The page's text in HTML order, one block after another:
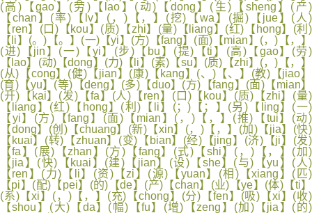
(高)【gao】(劳)【lao】(动)【dong】(生)【sheng】(产)
【chan】(率)【lv】(，)【，】(挖)【wa】(掘)【jue】(人)
【ren】(口)【kou】(质)【zhi】(量)【liang】(红)【hong】(利)
【li】(。)【。】(一)【yi】(方)【fang】(面)【mian】(，)【，】
(进)【jin】(一)【yi】(步)【bu】(提)【ti】(高)【gao】(劳)
【lao】(动)【dong】(力)【li】(素)【su】(质)【zhi】(，)【，】
(从)【cong】(健)【jian】(康)【kang】(、)【、】(教)【jiao】
(育)【yu】(等)【deng】(多)【duo】(方)【fang】(面)【mian】
(开)【kai】(发)【fa】(人)【ren】(口)【kou】(质)【zhi】(量)
【liang】(红)【hong】(利)【li】(；)【；】(另)【ling】(一)
【yi】(方)【fang】(面)【mian】(，)【，】(推)【tui】(动)
【dong】(创)【chuang】(新)【xin】(，)【，】(加)【jia】(快)
【kuai】(转)【zhuan】(变)【bian】(经)【jing】(济)【ji】(发)
【fa】(展)【zhan】(方)【fang】(式)【shi】(，)【，】(加)
【jia】(快)【kuai】(建)【jian】(设)【she】(与)【yu】(人)
【ren】(力)【li】(资)【zi】(源)【yuan】(相)【xiang】(匹)
【pi】(配)【pei】(的)【de】(产)【chan】(业)【ye】(体)【ti】
(系)【xi】(，)【，】(充)【chong】(分)【fen】(吸)【xi】(收)
【shou】(大)【da】(幅)【fu】(增)【zeng】(加)【jia】(的)